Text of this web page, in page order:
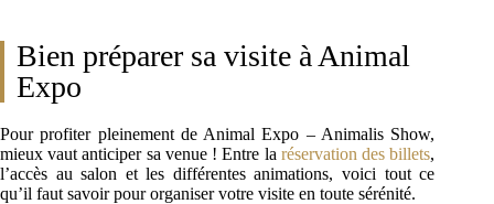
Bien préparer sa visite à Animal
Expo
Pour profiter pleinement de Animal Expo – Animalis Show,
mieux vaut anticiper sa venue ! Entre la réservation des billets,
l’accès au salon et les différentes animations, voici tout ce
qu’il faut savoir pour organiser votre visite en toute sérénité.